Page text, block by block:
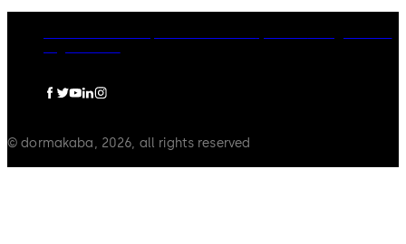
© dormakaba, 2026, all rights reserved